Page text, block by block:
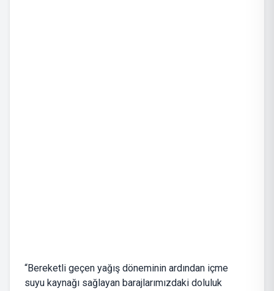
“Bereketli geçen yağış döneminin ardından içme
suyu kaynağı sağlayan barajlarımızdaki doluluk